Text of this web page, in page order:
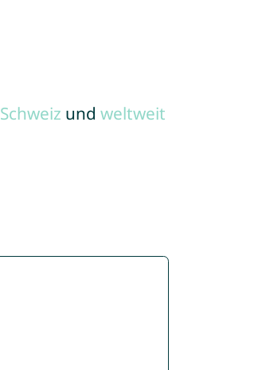
Schweiz und weltweit